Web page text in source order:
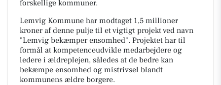
forskellige kommuner.
Lemvig Kommune har modtaget 1,5 millioner
kroner af denne pulje til et vigtigt projekt ved navn
"Lemvig bekæmper ensomhed". Projektet har til
formål at kompetenceudvikle medarbejdere og
ledere i ældreplejen, således at de bedre kan
bekæmpe ensomhed og mistrivsel blandt
kommunens ældre borgere.